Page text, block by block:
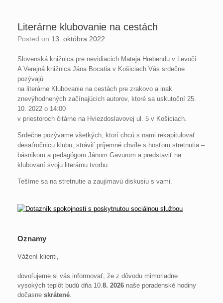
Literárne klubovanie na cestách
Posted on 13. októbra 2022
Slovenská knižnica pre nevidiacich Mateja Hrebendu v Levoči
A Verejná knižnica Jána Bocatia v Košiciach Vás srdečne
pozývajú
na literárne Klubovanie na cestách pre zrakovo a inak
znevýhodnených začínajúcich autorov, ktoré sa uskutoční 25.
10. 2022 o 14:00
v priestoroch čitárne na Hviezdoslavovej ul. 5 v Košiciach.
Srdečne pozývame všetkých, ktorí chcú s nami rekapitulovať
desaťročnicu klubu, stráviť príjemné chvíle s hosťom stretnutia –
básnikom a pedagógom Jánom Gavurom a predstaviť na
klubovaní svoju literárnu tvorbu.
Tešíme sa na stretnutie a zaujímavú diskusiu s vami.
Oznamy
Vážení klienti,
dovoľujeme si vás informovať, že z dôvodu mimoriadne
vysokých teplôt budú dňa 10. 8. 2026 naše poradenské hodiny
dočasne skrátené